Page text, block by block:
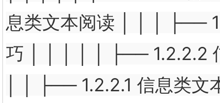
息类文本阅读 │ │ │ ├──
巧 │ │ │ │ │ ├── 1.2.2.2
│ │ ├── 1.2.2.1 信息类